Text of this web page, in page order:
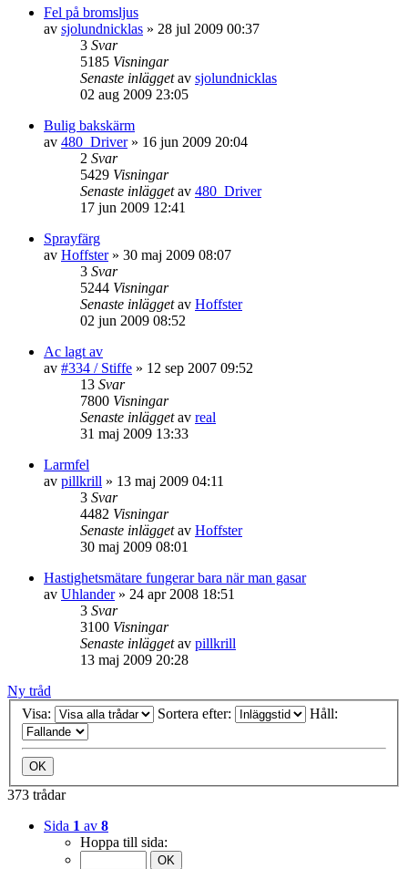
Fel på bromsljus
av sjolundnicklas » 28 jul 2009 00:37
3 Svar
5185 Visningar
Senaste inläggetav sjolundnicklas
02 aug 2009 23:05
Bulig bakskärm
av 480_Driver» 16 jun 2009 20:04
2 Svar
5429 Visningar
Senaste inläggetav 480_Driver
17 jun 2009 12:41
Sprayfärg
av Hoffster» 30 maj 2009 08:07
3 Svar
5244 Visningar
Senaste inläggetav Hoffster
02 jun 2009 08:52
Ac lagt av
av #334 / Stiffe » 12 sep 2007 09:52
13 Svar
7800 Visningar
Senaste inläggetav real
31 maj 2009 13:33
Larmfel
av pillkrill » 13 maj 2009 04:11
3 Svar
4482 Visningar
Senaste inläggetav Hoffster
30 maj 2009 08:01
Hastighetsmätare fungerar bara när man gasar
av Uhlander» 24 apr 2008 18:51
3 Svar
3100 Visningar
Senaste inläggetav pillkrill
13 maj 2009 20:28
Ny tråd
Visa:
Sortera efter: Håll:
373 trådar
Sida 1 av 8
Hoppa till sida: